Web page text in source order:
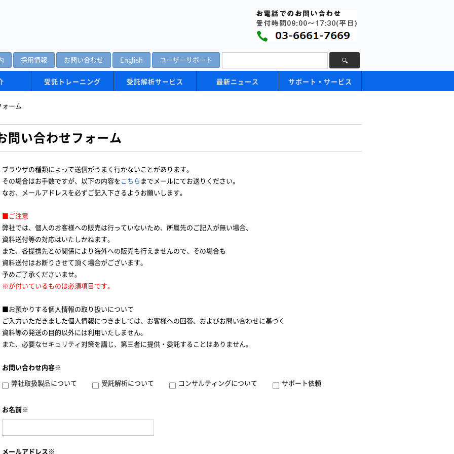
採用情報 お問い合わせ English ユーザーサポート
受託トレーニング 受託解析サービス 最新ニュース サポート・サービス
ォーム
問い合わせフォーム
ブラウザの種類によって送信がうまく行かないことがあります。
その場合はお手数ですが、以下の内容を こちら までメールにてお送りください。
なお、メールアドレスを必ずご記入下さるようお願いします。
■ご注意
弊社では、個人のお客様への販売は行っていないため、所属先のご記入が無い場合、
資料送付等の対応はいたしかねます。
また、各提携先との関係により海外への販売も行えませんので、その場合も
資料送付はお断りさせて頂く場合がございます。
予めご了承くださいませ。
※が付いているものは必須項目です。
■お預かりする個人情報の取り扱いについて
ご入力いただきました個人情報につきましては、お客様への回答、およびお問い合わせに基づく
資料等の発送の目的以外には利用いたしません。
また、必要なセキュリティ対策を講じ、第三者に提供・委託することはありません。
お問い合わせ内容※
弊社取扱製品について 受託解析について コンサルティングについて サポート依頼
お名前※
メールアドレス※